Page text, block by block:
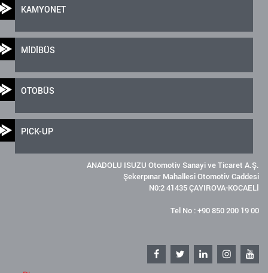
KAMYONET
MİDİBÜS
OTOBÜS
PICK-UP
ANADOLU ISUZU Otomotiv Sanayi ve Ticaret A.Ş.
Şekerpınar Mahallesi Otomotiv Caddesi
N0:2 41435 ÇAYIROVA-KOCAELİ
Tel No : +90 850 200 19 00